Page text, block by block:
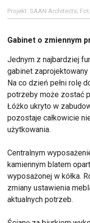
Projekt: SAAN Architects;
Gabinet o zmiennym
Jednym z najbardziej
gabinet
Na co dzień pełni rolę
potrzeby może zostać
Łóżko ukryto w
pozostaje całkowicie
użytkowania.
Centralnym
kamiennym blatem
wyposażonej w kółka.
zmiany ustawienia
aktualnych potrzeb.